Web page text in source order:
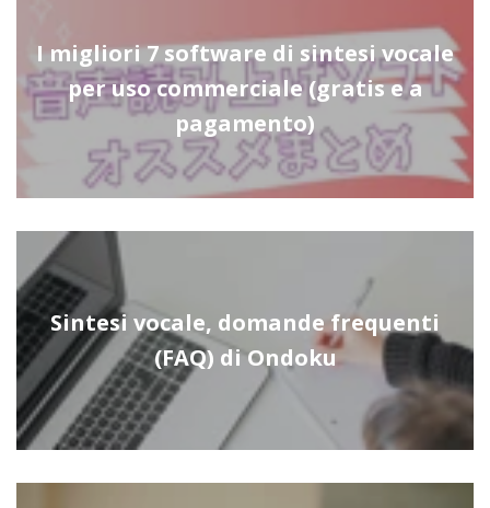
I migliori 7 software di sintesi vocale
per uso commerciale (gratis e a
pagamento)
Sintesi vocale, domande frequenti
(FAQ) di Ondoku